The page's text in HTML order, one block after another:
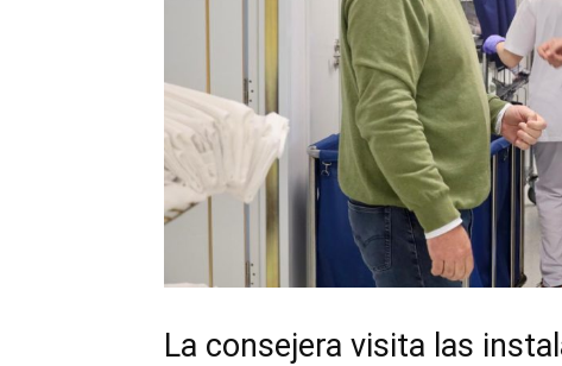
La consejera visita las